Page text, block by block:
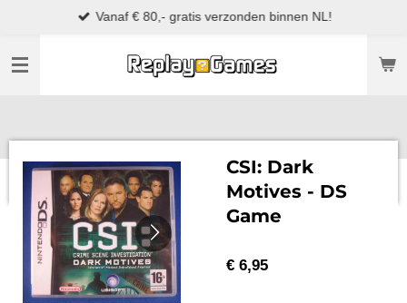
naar
Vanaf € 80,- gratis verzonden binnen NL!
CSI: Dark
Motives - DS
Game
€ 6,95